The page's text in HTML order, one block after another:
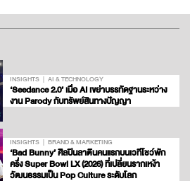
INSIGHTS AI & TECHNOLOGY
‘Seedance 2.0’ เมื่อ AI เขย่าบรรทัดฐานระหว่าง
งาน Parody กับทรัพย์สินทางปัญญา
INSIGHTS BRAND & MARKETING
‘Bad Bunny’ ศิลปินลาตินคนแรกบนเวทีโชว์พัก
ครึ่ง Super Bowl LX (2026) ที่เปลี่ยนรากเหง้า
วัฒนธรรมเป็น Pop Culture ระดับโลก